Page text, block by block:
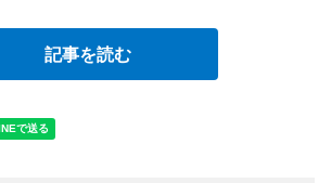
記事を読む